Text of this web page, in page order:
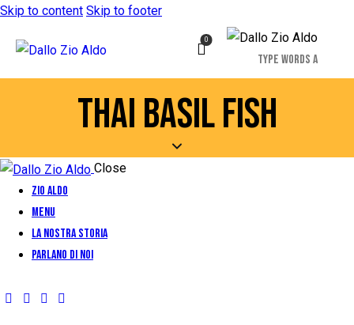
Skip to content Skip to footer
0
THAI BASIL FISH
Close
Zio Aldo
Menu
La Nostra Storia
Parlano di Noi